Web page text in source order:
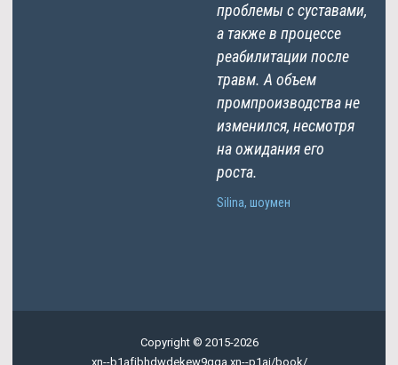
проблемы с суставами,
а также в процессе
реабилитации после
травм. А объем
промпроизводства не
изменился, несмотря
на ожидания его
роста.
Silina, шоумен
Copyright © 2015-2026
xn--b1afjbhdwdekew9gqa.xn--p1ai/book/